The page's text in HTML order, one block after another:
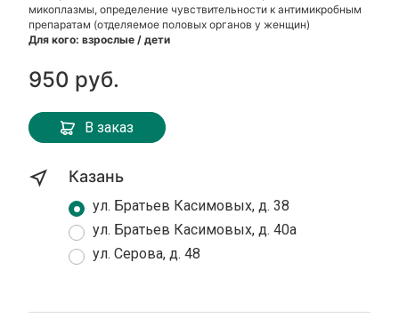
микоплазмы, определение чувствительности к антимикробным
препаратам (отделяемое половых органов у женщин)
Для кого: взрослые / дети
950 руб.
В заказ
Казань
ул. Братьев Касимовых, д. 38
ул. Братьев Касимовых, д. 40а
ул. Серова, д. 48